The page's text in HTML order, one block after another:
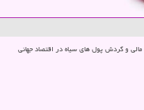
و گردش پول های سیاه در اقتصاد جهانی